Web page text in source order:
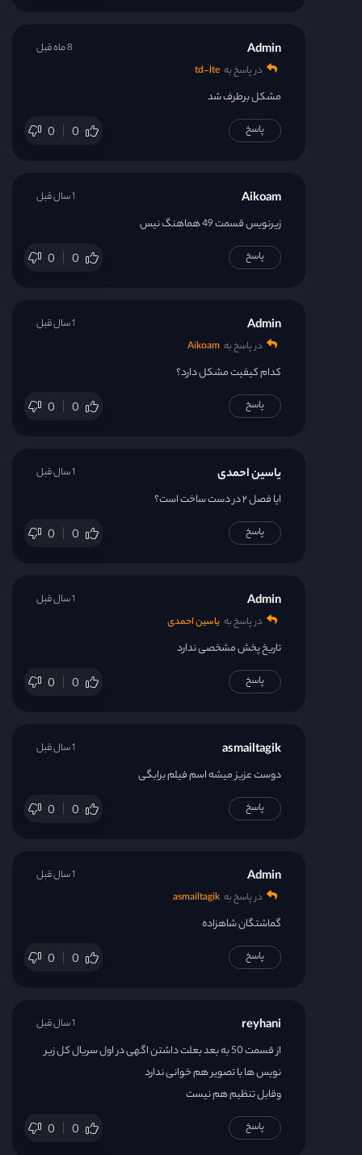
Admin
در پاسخ به td-lte
مشکل برطرف شد
0 0
8 ماه قبل
پاسخ
Aikoam
زیرنویس قسمت 49 هماهنگ نیس
0 0
1 سال قبل
پاسخ
Admin
در پاسخ به Aikoam
کدام کیفیت مشکل دارد؟
0 0
1 سال قبل
پاسخ
یاسین احمدی
ایا فصل ۲ در دست ساخت است؟
0 0
1 سال قبل
پاسخ
Admin
در پاسخ به یاسین احمدی
تاریخ پخش مشخصی ندارد
0 0
1 سال قبل
پاسخ
asmailtagik
دوست عزیز میشه ‌ا‌سم فیلم برا‌بگی
0 0
1 سال قبل
پاسخ
Admin
در پاسخ به asmailtagik
گماشتگان شاهزاده
0 0
1 سال قبل
پاسخ
reyhani
از قسمت 50 به بعد بعلت داشتن اگهی در اول سریال کل زیر
نویس ها با تصویر هم خوانی ندارد
وقابل تنظیم هم نیست
0 0
1 سال قبل
پاسخ